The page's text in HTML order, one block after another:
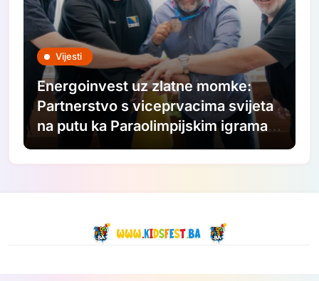
Vijesti
Energoinvest uz zlatne momke:
Partnerstvo s viceprvacima svijeta
na putu ka Paraolimpijskim igrama
2028.